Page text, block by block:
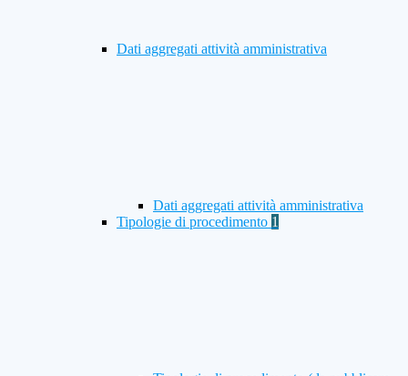
Dati aggregati attività amministrativa
Dati aggregati attività amministrativa
Tipologie di procedimento 1